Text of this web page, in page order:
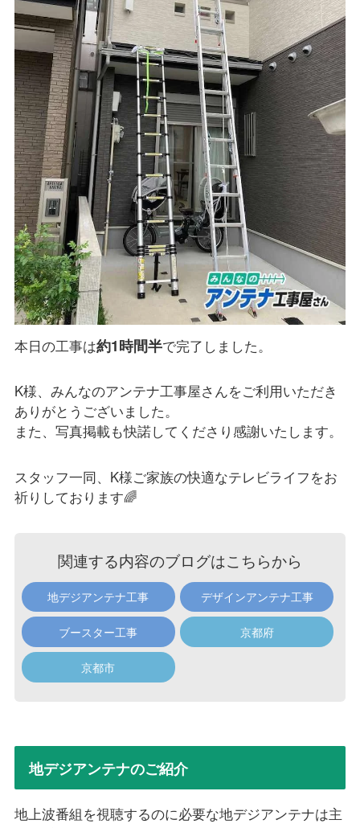
本日の工事は約1時間半で完了しました。
K様、みんなのアンテナ工事屋さんをご利用いただき
ありがとうございました。
また、写真掲載も快諾してくださり感謝いたします。
スタッフ一同、K様ご家族の快適なテレビライフをお
祈りしております🌈
関連する内容のブログはこちらから
地デジアンテナ工事 デザインアンテナ工事
ブースター工事 京都府
京都市
地デジアンテナのご紹介
地上波番組を視聴するのに必要な地デジアンテナは主